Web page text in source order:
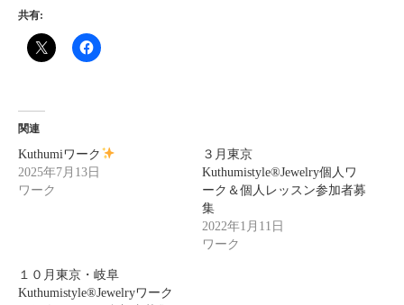
共有:
関連
Kuthumiワーク
2025年7月13日
ワーク
３月東京
Kuthumistyle®Jewelry個人ワ
ーク＆個人レッスン参加者募
集
2022年1月11日
ワーク
１０月東京・岐阜
Kuthumistyle®Jewelryワーク